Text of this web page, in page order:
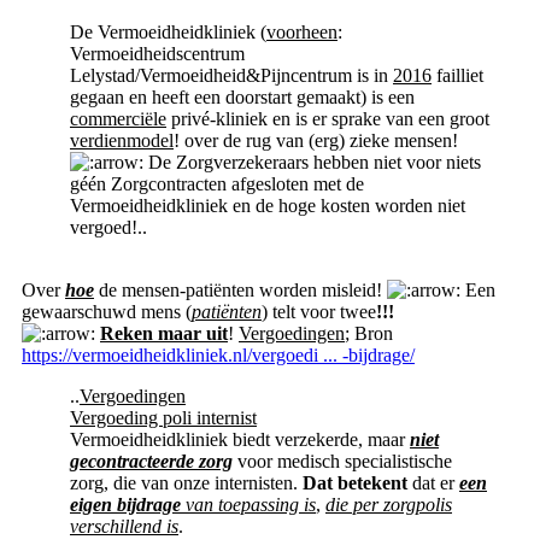
De Vermoeidheidkliniek (voorheen:
Vermoeidheidscentrum
Lelystad/Vermoeidheid&Pijncentrum is in 2016 failliet
gegaan en heeft een doorstart gemaakt) is een
commerciële privé-kliniek en is er sprake van een groot
verdienmodel! over de rug van (erg) zieke mensen!
De Zorgverzekeraars hebben niet voor niets
géén Zorgcontracten afgesloten met de
Vermoeidheidkliniek en de hoge kosten worden niet
vergoed!..
Overhoe de mensen-patiënten worden misleid!
Een
gewaarschuwd mens (patiënten) telt voor twee!!!
Reken maar uit! Vergoedingen; Bron
https://vermoeidheidkliniek.nl/vergoedi ... -bijdrage/
..Vergoedingen
Vergoeding poli internist
Vermoeidheidkliniek biedt verzekerde, maarniet
gecontracteerde zorg voor medisch specialistische
zorg, die van onze internisten. Dat betekent dat ereen
eigen bijdrage van toepassing is, die per zorgpolis
verschillend is.